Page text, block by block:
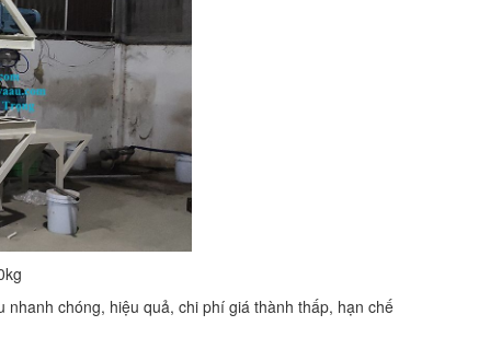
chóng, hiệu quả, chi phí giá thành thấp, hạn chế